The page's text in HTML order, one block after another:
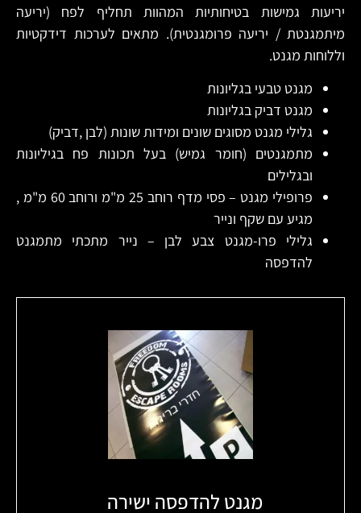
יריעות גמישות בטיחותיות המהוות תחליף לפח (יריעה
מיתמגנטת / יריעה פרומגנטית). מתאים לערכות דידקטיות
וללוחות מגנט.
מגנט טבעי בגליונות
מגנט דביק בגליונות
גלילי מגנט מסוגים שונים ומידות שונות (לבן ,דביק)
מתמגנטים (חומר גמיש) בעל תכונות פח בגיליונות
ובגלילים
פרופילי מגנט – פסי מדף רוחב 25 מ"מ ורוחב 60 מ"מ ,
מגיע עם שקף ונייר
גלילי פרו-מגנט צבע לבן – נייר מתכתי מתמגנט
להדפסה
מגנט להדפסה ישירה